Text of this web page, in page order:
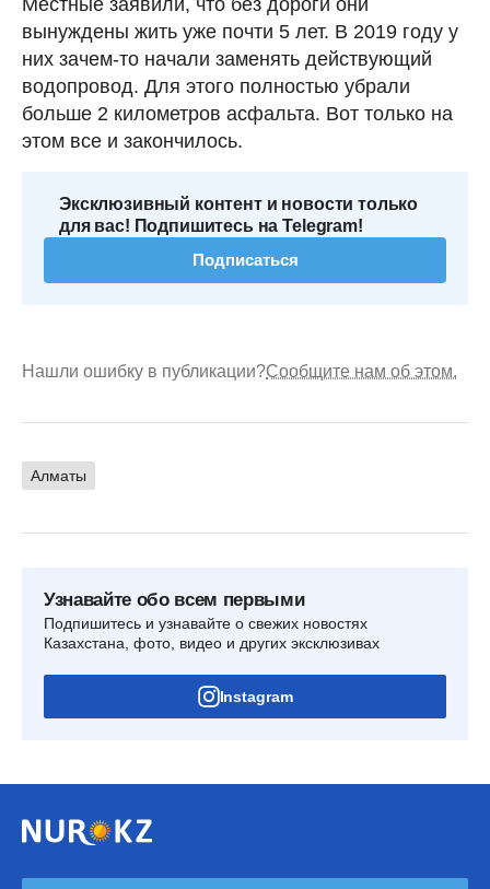
вынуждены жить уже почти 5 лет. В 2019 году у
них зачем-то начали заменять действующий
водопровод. Для этого полностью убрали
больше 2 километров асфальта. Вот только на
этом все и закончилось.
Эксклюзивный контент и новости только
для вас! Подпишитесь на Telegram!
Подписаться
Нашли ошибку в публикации?Сообщите нам об этом.
Алматы
Узнавайте обо всем первыми
Подпишитесь и узнавайте о свежих новостях
Казахстана, фото, видео и других эксклюзивах
Instagram